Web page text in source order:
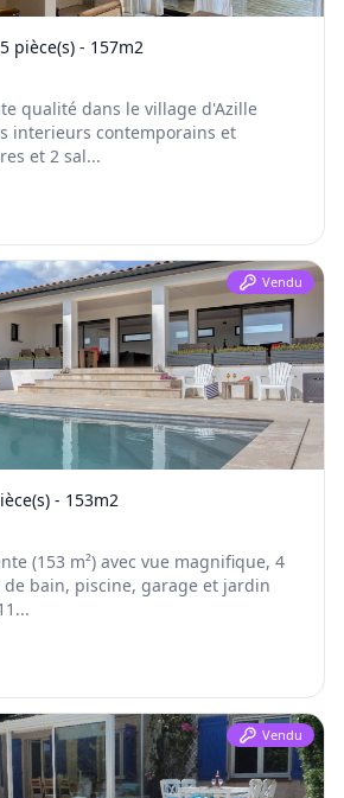
pièce(s) - 157m2
qualité dans le village d'Azille
interieurs contemporains et
et 2 sal...
Vendu
- 153m2
(153 m²) avec vue magnifique, 4
de bain, piscine, garage et jardin
Vendu